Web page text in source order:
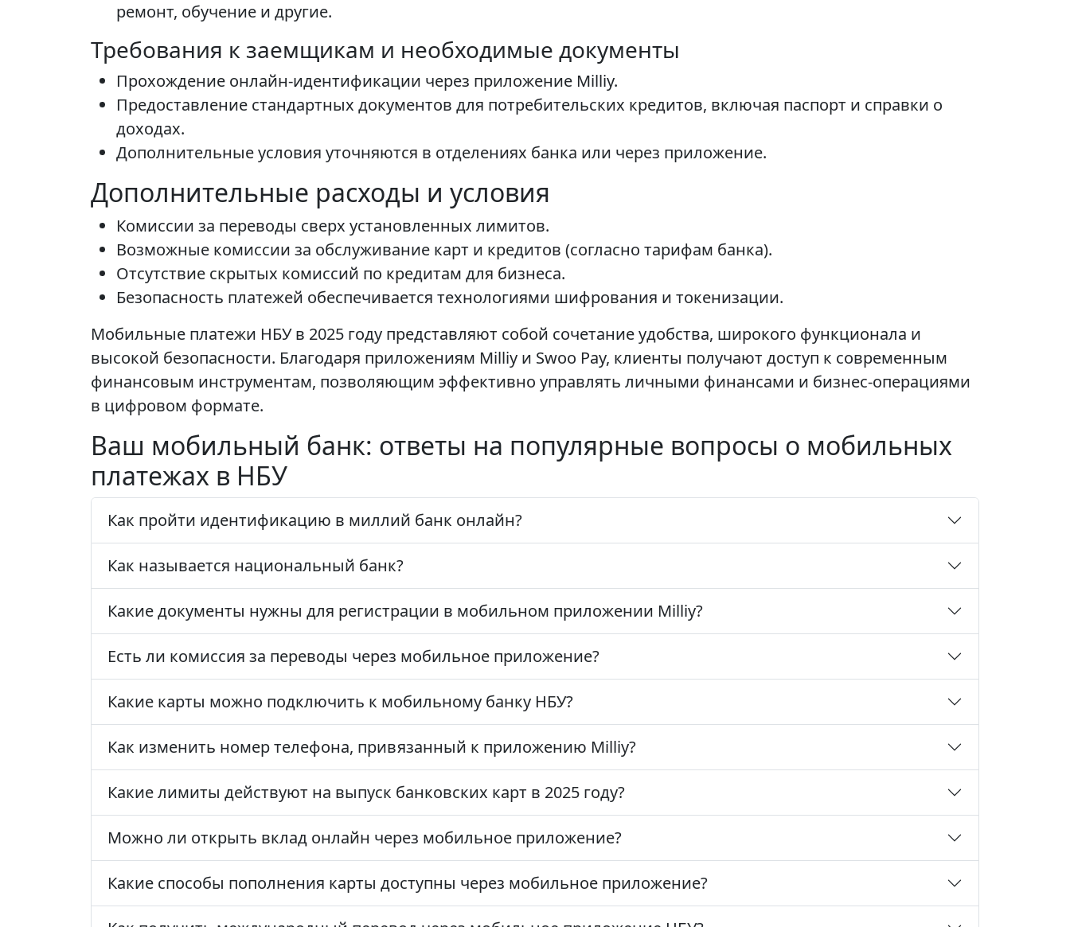
ремонт, обучение и другие.
Требования к заемщикам и необходимые документы
Прохождение онлайн-идентификации через приложение Milliy.
Предоставление стандартных документов для потребительских кредитов, включая паспорт и справки о
доходах.
Дополнительные условия уточняются в отделениях банка или через приложение.
Дополнительные расходы и условия
Комиссии за переводы сверх установленных лимитов.
Возможные комиссии за обслуживание карт и кредитов (согласно тарифам банка).
Отсутствие скрытых комиссий по кредитам для бизнеса.
Безопасность платежей обеспечивается технологиями шифрования и токенизации.
Мобильные платежи НБУ в 2025 году представляют собой сочетание удобства, широкого функционала и
высокой безопасности. Благодаря приложениям Milliy и Swoo Pay, клиенты получают доступ к современным
финансовым инструментам, позволяющим эффективно управлять личными финансами и бизнес-операциями
в цифровом формате.
Ваш мобильный банк: ответы на популярные вопросы о мобильных
платежах в НБУ
Как пройти идентификацию в миллий банк онлайн?
Как называется национальный банк?
Какие документы нужны для регистрации в мобильном приложении Milliy?
Есть ли комиссия за переводы через мобильное приложение?
Какие карты можно подключить к мобильному банку НБУ?
Как изменить номер телефона, привязанный к приложению Milliy?
Какие лимиты действуют на выпуск банковских карт в 2025 году?
Можно ли открыть вклад онлайн через мобильное приложение?
Какие способы пополнения карты доступны через мобильное приложение?